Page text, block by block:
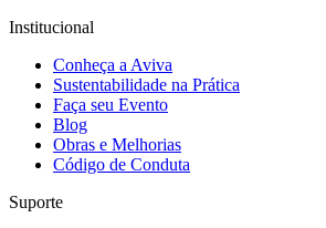
Institucional
Conheça a Aviva
Sustentabilidade na Prática
Faça seu Evento
Blog
Obras e Melhorias
Código de Conduta
Suporte